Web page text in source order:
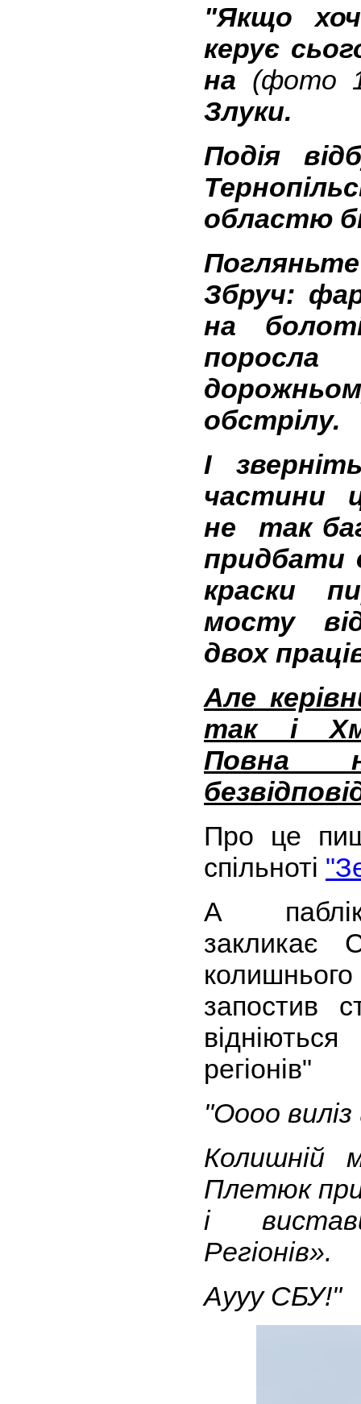
"Якщо
керує
на (фото
Злуки.
Подія
областю
Збруч:
на
обстрілу.
І
частини
не так
придбати
краски
мосту
двох
Але
так і
Повна
Про це
спільноті
А
закликає
запостив
регіонів"
"Оооо
Колишній
Плетюк
і
Регіонів».
Аууу СБУ!"